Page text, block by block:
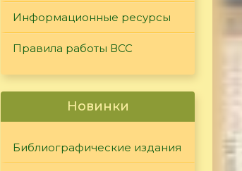
Информационные ресурсы
Правила работы ВСС
Новинки
Библиографические издания